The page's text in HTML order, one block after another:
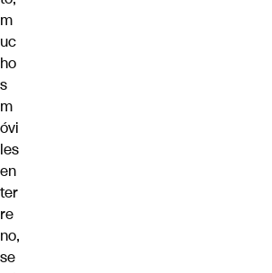
m
uc
ho
s
m
óvi
les
en
ter
re
no,
se